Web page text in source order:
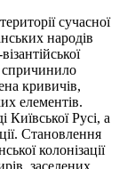
сучасної
народів
спричинило
кривичів,
елементів.
Київської Русі, а
Становлення
колонізації
заселених